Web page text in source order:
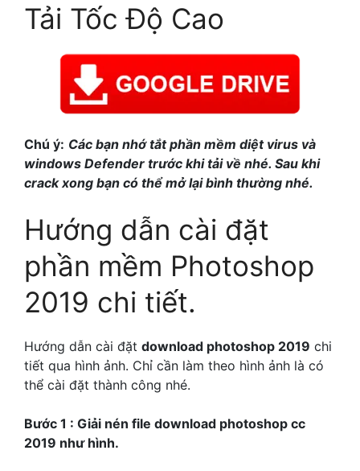
Tải Tốc Độ Cao
Chú ý: Các bạn nhớ tắt phần mềm diệt virus và
windows Defender trước khi tải về nhé. Sau khi
crack xong bạn có thể mở lại bình thường nhé.
Hướng dẫn cài đặt
phần mềm Photoshop
2019 chi tiết.
Hướng dẫn cài đặt download photoshop 2019 chi
tiết qua hình ảnh. Chỉ cần làm theo hình ảnh là có
thể cài đặt thành công nhé.
Bước 1 : Giải nén file download photoshop cc
2019 như hình.